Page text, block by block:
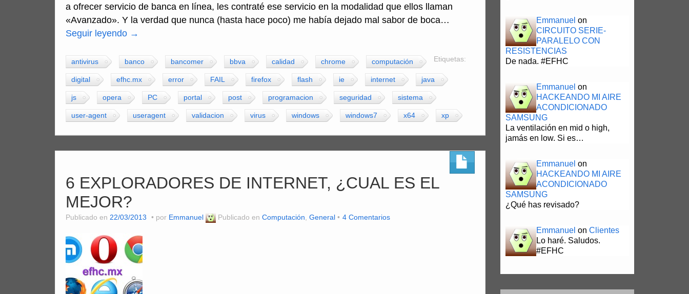
a ofrecer servicio de banca en línea, les contraté ese servicio en la modalidad que ellos llaman
«Avanzado». Y la verdad que nunca (hasta hace poco) me había dejado mal sabor de boca…
Seguir leyendo →
Etiquetas:
antivirus banco bancomer bbva calidad chrome computación
digital efhc.mx error FAIL firefox flash ie internet java
js opera PC portal post programacion seguridad sistema
user-agent useragent validacion virus windows windows7 x64 xp
6 EXPLORADORES DE INTERNET, ¿CUAL ES EL
MEJOR?
Publicado en 22/03/2013 por Emmanuel Publicado en Computación General 4 Comentarios
Emmanuel on
CIRCUITO SERIE-
PARALELO CON
RESISTENCIAS
De nada. #EFHC
Emmanuel on
HACKEANDO MI AIRE
ACONDICIONADO
SAMSUNG
La ventilación en mid o high,
jamás en low. Si es…
Emmanuel on
HACKEANDO MI AIRE
ACONDICIONADO
SAMSUNG
¿Qué has revisado?
Emmanuel on Clientes
Lo haré. Saludos.
#EFHC